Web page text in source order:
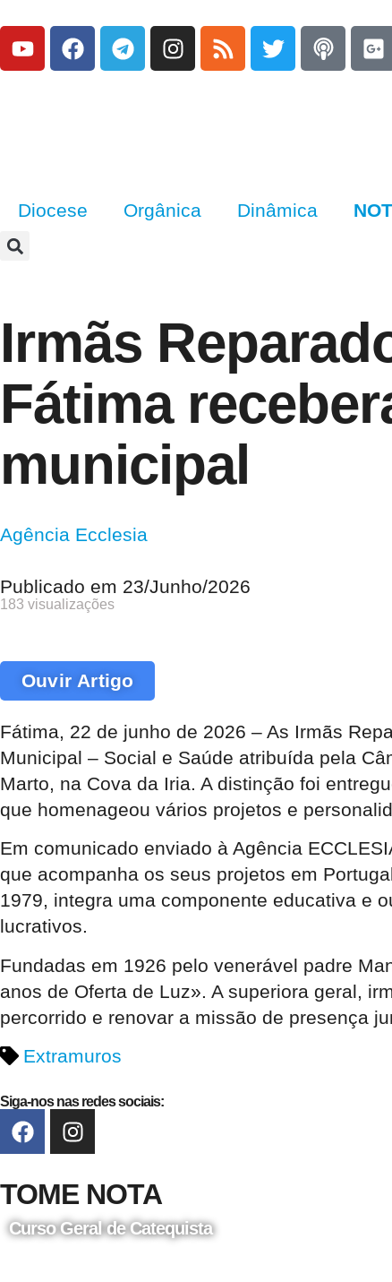
Diocese Orgânica Dinâmica
Irmãs
Fátima
municipal
Agência Ecclesia
Publicado em 23/Junho/2026
183 visualizações
Ouvir Artigo
Fátima, 22 de junho de 2026 – As Irmãs
Municipal – Social e Saúde atribuída pela
Marto, na Cova da Iria. A distinção foi
que homenageou vários projetos e
Em comunicado enviado à Agência
que acompanha os seus projetos em
1979, integra uma componente educativa e
lucrativos.
Fundadas em 1926 pelo venerável padre
anos de Oferta de Luz». A superiora geral,
percorrido e renovar a missão de presença
Extramuros
Siga-nos nas redes sociais:
TOME NOTA
Curso Geral de Catequista